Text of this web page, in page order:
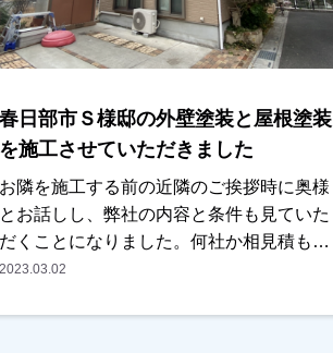
す！現地調査・お見積りはもちろん無料で
す！ご遠慮なくお申しつけください！お待
ちしております！
春日部市Ｓ様邸の外壁塗装と屋根塗装
を施工させていただきました
お隣を施工する前の近隣のご挨拶時に奥様
とお話しし、弊社の内容と条件も見ていた
だくことになりました。何社か相見積もり
を取られていましたが、弊社の内容が一番
2023.03.02